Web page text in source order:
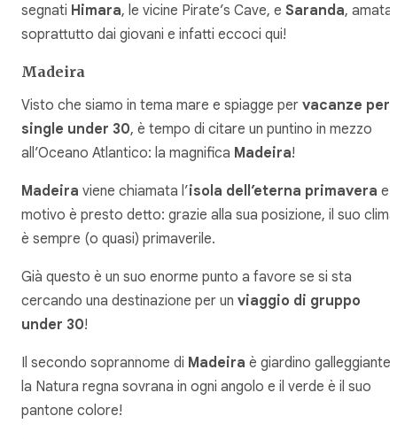
segnati Himara, le vicine Pirate’s Cave, e Saranda, amata
soprattutto dai giovani e infatti eccoci qui!
Madeira
Visto che siamo in tema mare e spiagge per vacanze per
single under 30, è tempo di citare un puntino in mezzo
all’Oceano Atlantico: la magnifica Madeira!
Madeira viene chiamata l’isola dell’eterna primavera e il
motivo è presto detto: grazie alla sua posizione, il suo clima
è sempre (o quasi) primaverile.
Già questo è un suo enorme punto a favore se si sta
cercando una destinazione per un viaggio di gruppo
under 30!
Il secondo soprannome di Madeira è giardino galleggiante:
la Natura regna sovrana in ogni angolo e il verde è il suo
pantone colore!